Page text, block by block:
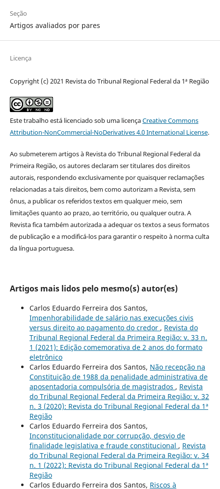
Seção
Artigos avaliados por pares
Licença
Copyright (c) 2021 Revista do Tribunal Regional Federal da 1ª Região
Este trabalho está licenciado sob uma licençaCreative Commons
Attribution-NonCommercial-NoDerivatives 4.0 International License.
Ao submeterem artigos à Revista do Tribunal Regional Federal da
Primeira Região, os autores declaram ser titulares dos direitos
autorais, respondendo exclusivamente por quaisquer reclamações
relacionadas a tais direitos, bem como autorizam a Revista, sem
ônus, a publicar os referidos textos em qualquer meio, sem
limitações quanto ao prazo, ao território, ou qualquer outra. A
Revista fica também autorizada a adequar os textos a seus formatos
de publicação e a modificá-los para garantir o respeito à norma culta
da língua portuguesa.
Artigos mais lidos pelo mesmo(s) autor(es)
Carlos Eduardo Ferreira dos Santos,
Impenhorabilidade de salário nas execuções civis
versus direito ao pagamento do credor , Revista do
Tribunal Regional Federal da Primeira Região: v. 33 n.
1 (2021): Edição comemorativa de 2 anos do formato
eletrônico
Carlos Eduardo Ferreira dos Santos, Não recepção na
Constituição de 1988 da penalidade administrativa de
aposentadoria compulsória de magistrados , Revista
do Tribunal Regional Federal da Primeira Região: v. 32
n. 3 (2020): Revista do Tribunal Regional Federal da 1ª
Região
Carlos Eduardo Ferreira dos Santos,
Inconstitucionalidade por corrupção, desvio de
finalidade legislativa e fraude constitucional , Revista
do Tribunal Regional Federal da Primeira Região: v. 34
n. 1 (2022): Revista do Tribunal Regional Federal da 1ª
Região
Carlos Eduardo Ferreira dos Santos, Riscos à